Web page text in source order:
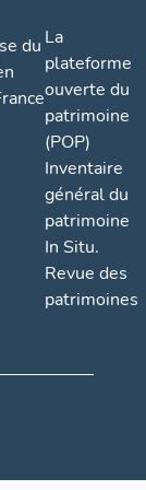
du La
plateforme
ouverte du
patrimoine
(POP)
Inventaire
général du
patrimoine
In Situ.
Revue des
patrimoines